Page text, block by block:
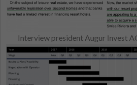
Interview president Augur Invest